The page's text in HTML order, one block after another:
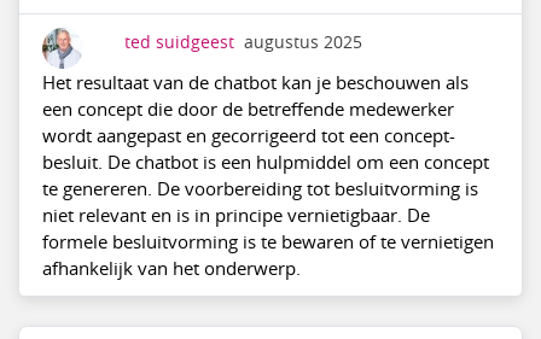
ted suidgeest augustus 2025
Het resultaat van de chatbot kan je beschouwen als
een concept die door de betreffende medewerker
wordt aangepast en gecorrigeerd tot een concept-
besluit. De chatbot is een hulpmiddel om een concept
te genereren. De voorbereiding tot besluitvorming is
niet relevant en is in principe vernietigbaar. De
formele besluitvorming is te bewaren of te vernietigen
afhankelijk van het onderwerp.